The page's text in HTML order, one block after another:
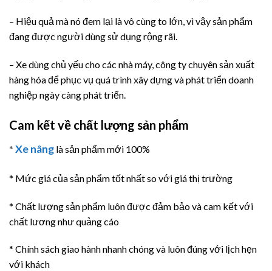
– Hiệu quả mà nó đem lại là vô cùng to lớn, vì vậy sản phẩm
đang được người dùng sử dụng rộng rãi.
– Xe dùng chủ yếu cho các nhà máy, công ty chuyên sản xuất
hàng hóa để phục vụ quá trình xây dựng và phát triển doanh
nghiệp ngày càng phát triển.
Cam kết về chất lượng sản phẩm
* Xe nâng là sản phẩm mới 100%
* Mức giá của sản phẩm tốt nhất so với giá thị trường
* Chất lượng sản phẩm luôn được đảm bảo và cam kết với
chất lương như quảng cáo
* Chính sách giao hành nhanh chóng và luôn đúng với lịch hẹn
với khách